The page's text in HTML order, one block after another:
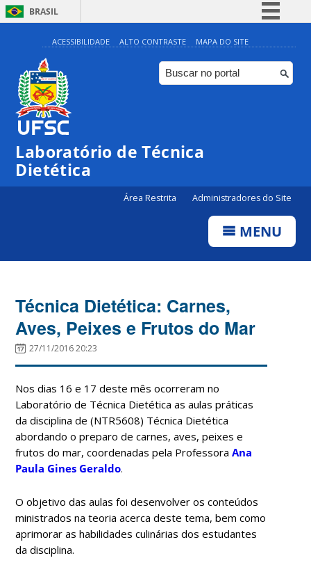
BRASIL
Simplifique!
Comunica BR
Participe
ACESSIBILIDADE ALTO CONTRASTE MAPA DO SITE
Laboratório de Técnica
Dietética
Área Restrita Administradores do Site
MENU
Técnica Dietética: Carnes,
Aves, Peixes e Frutos do Mar
27/11/2016 20:23
Nos dias 16 e 17 deste mês ocorreram no
Laboratório de Técnica Dietética as aulas práticas
da disciplina de (NTR5608) Técnica Dietética
abordando o preparo de carnes, aves, peixes e
frutos do mar, coordenadas pela Professora Ana
Paula Gines Geraldo.
O objetivo das aulas foi desenvolver os conteúdos
ministrados na teoria acerca deste tema, bem como
aprimorar as habilidades culinárias dos estudantes
da disciplina.